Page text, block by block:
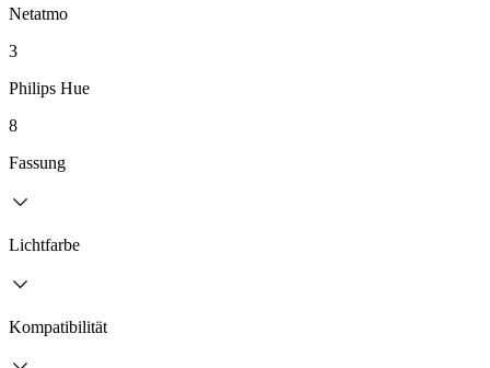
Netatmo
3
Philips Hue
8
Fassung
Lichtfarbe
Kompatibilität